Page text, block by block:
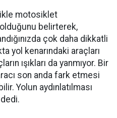
motosiklet
olduğunu belirterek,
çok daha dikkatli
yol kenarındaki araçları
ışıkları da yanmıyor. Bir
son anda fark etmesi
Yolun aydınlatılması